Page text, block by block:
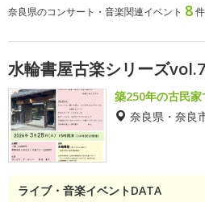
奈良県のコンサート・音楽関連イベント 8
水輪書屋古楽シリーズ
築250年の古民
奈良県・奈良
ライブ・音楽イベントDATA